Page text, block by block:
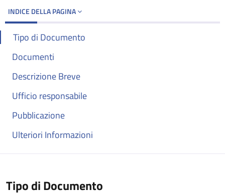
INDICE DELLA PAGINA
Tipo di Documento
Documenti
Descrizione Breve
Ufficio responsabile
Pubblicazione
Ulteriori Informazioni
Tipo di Documento